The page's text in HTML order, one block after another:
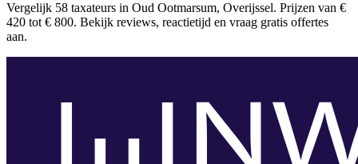
Vergelijk 58 taxateurs in Oud Ootmarsum, Overijssel. Prijzen van €
420 tot € 800. Bekijk reviews, reactietijd en vraag gratis offertes
aan.